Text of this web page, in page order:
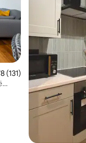
mesatar 4,78 nga 5,
(131)